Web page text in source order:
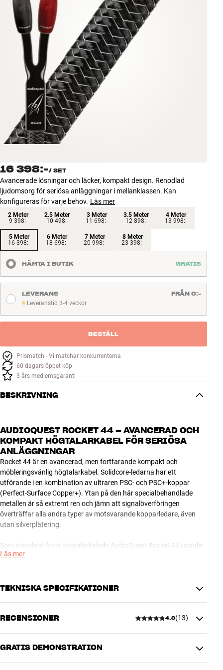
Tillbehör
INSPIRATION
MÄRKEN
NYHETER
ERBJUDANDEN
Hitta Butik
Kundtjänst
Kundtjänst
Bygg med ljud
Företag
16 398:-/ SET
Avancerade lösningar och läcker, kompakt design. Renodlad
ljudomsorg för seriösa anläggningar i mellanklassen. Kan
konfigureras för varje behov. Läs mer
2 Meter
9 398:-
2.5 Meter
10 498:-
3 Meter
11 698:-
3.5 Meter
12 898:-
4 Meter
13 998:-
5 Meter
16 398:-
6 Meter
18 698:-
7 Meter
20 998:-
8 Meter
23 398:-
HÄMTA I BUTIK GRATIS
Leveranstid 3-4 veckor
Leveranstid 3-4 veckor
LEVERANS FRÅN 0:-
BESTÄLL
Prismatch - Vi matchar konkurrenterna
60 dagars öppet köp
3 års medlemsgaranti
BESKRIVNING
AUDIOQUEST ROCKET 44 – AVANCERAD OCH
KOMPAKT HÖGTALARKABEL FÖR SERIÖSA
ANLÄGGNINGAR
Rocket 44 är en avancerad, men fortfarande kompakt och
möbleringsvänlig högtalarkabel. Solidcore-ledarna har ett
utförande i en kombination av ultraren PSC- och PSC+-koppar
(Perfect-Surface Copper+). Ytan på den här specialbehandlade
metallen är så extremt ren och jämn att signalöverföringen
överträffar alla andra typer av motsvarande kopparledare, även
utan silverplätering.
Som standard finns högtalarkabeln AudioQuest Rocket 44 i single-
wire (2 x banan > 2 x banan) eller biwire-utgåva (2 x banan > 4 x
beställning.
specialprodukt som inte visas på vår hemsida.
Rocket är en läcker och avancerad serie AudioQuest-
högtalarkablar, och den kan locka fram alla kvaliteter hos dina
Läs mer
TEKNISKA SPECIFIKATIONER
PRESTANDA
AWG
13
Ledarens ytarea
RECENSIONER 4.8(13)
4.8
GRATIS DEMONSTRATION